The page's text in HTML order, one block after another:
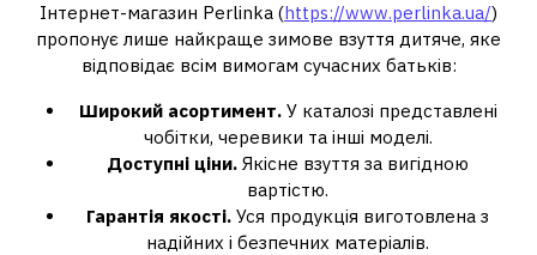
Інтернет-магазин Perlinka (https://www.perlinka.ua/)
пропонує лише найкраще зимове взуття дитяче, яке
відповідає всім вимогам сучасних батьків:
Широкий асортимент.У каталозі представлені
чобітки, черевики та інші моделі.
Доступні ціни. Якісне взуття за вигідною
вартістю.
Гарантія якості. Уся продукція виготовлена з
надійних і безпечних матеріалів.